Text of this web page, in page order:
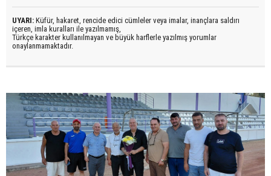
UYARI: Küfür, hakaret, rencide edici cümleler veya imalar, inançlara saldırı
içeren, imla kuralları ile yazılmamış,
Türkçe karakter kullanılmayan ve büyük harflerle yazılmış yorumlar
onaylanmamaktadır.